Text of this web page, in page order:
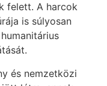
felett. A harcok
is súlyosan
és nemzetközi